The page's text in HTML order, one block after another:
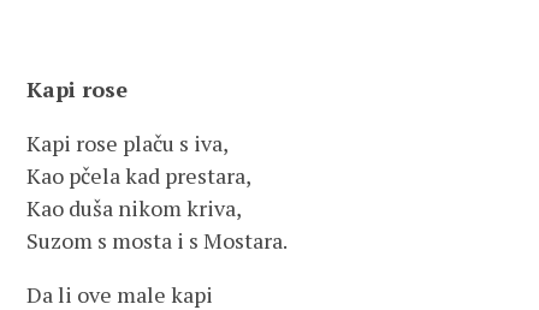
Kapi rose
Kapi rose plaču s iva,
Kao pčela kad prestara,
Kao duša nikom kriva,
Suzom s mosta i s Mostara.
Da li ove male kapi